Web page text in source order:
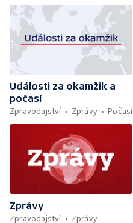
Události za okamžik a
počasí
Zpravodajství
Zprávy Počasí
Zprávy
Zpravodajství
Zprávy